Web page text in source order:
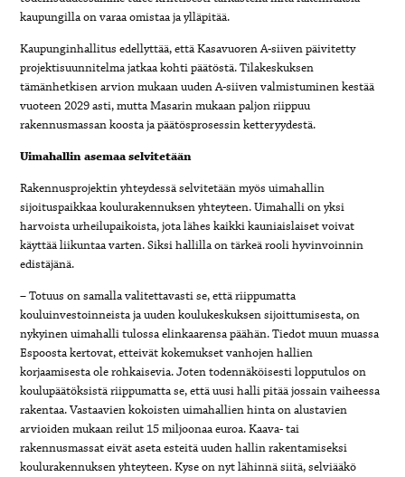
kaupungilla on varaa omistaa ja ylläpitää.
Kaupunginhallitus edellyttää, että Kasavuoren A-siiven päivitetty
projektisuunnitelma jatkaa kohti päätöstä. Tilakeskuksen
tämänhetkisen arvion mukaan uuden A-siiven valmistuminen kestää
vuoteen 2029 asti, mutta Masarin mukaan paljon riippuu
rakennusmassan koosta ja päätösprosessin ketteryydestä.
Uimahallin asemaa selvitetään
Rakennusprojektin yhteydessä selvitetään myös uimahallin
sijoituspaikkaa koulurakennuksen yhteyteen. Uimahalli on yksi
harvoista urheilupaikoista, jota lähes kaikki kauniaislaiset voivat
käyttää liikuntaa varten. Siksi hallilla on tärkeä rooli hyvinvoinnin
edistäjänä.
– Totuus on samalla valitettavasti se, että riippumatta
kouluinvestoinneista ja uuden koulukeskuksen sijoittumisesta, on
nykyinen uimahalli tulossa elinkaarensa päähän. Tiedot muun muassa
Espoosta kertovat, etteivät kokemukset vanhojen hallien
korjaamisesta ole rohkaisevia. Joten todennäköisesti lopputulos on
koulupäätöksistä riippumatta se, että uusi halli pitää jossain vaiheessa
rakentaa. Vastaavien kokoisten uimahallien hinta on alustavien
arvioiden mukaan reilut 15 miljoonaa euroa. Kaava- tai
rakennusmassat eivät aseta esteitä uuden hallin rakentamiseksi
koulurakennuksen yhteyteen. Kyse on nyt lähinnä siitä, selviääkö